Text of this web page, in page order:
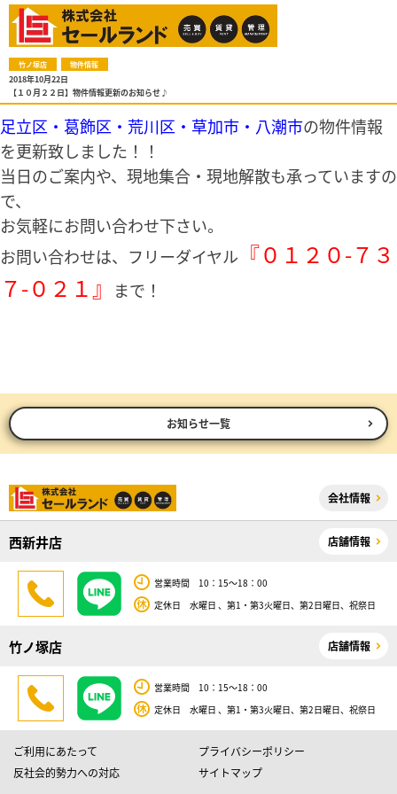
竹ノ塚店 物件情報
2018年10月22日
【１０月２２日】物件情報更新のお知らせ♪
足立区・葛飾区・荒川区・草加市・八潮市の物件情報
を更新致しました！！
当日のご案内や、現地集合・現地解散も承っていますの
で、
お気軽にお問い合わせ下さい。
お問い合わせは、フリーダイヤル 『０１２０-７３
７-０２１』
まで！
お知らせ一覧
会社情報
西新井店 店舗情報
営業時間 10：15～18：00
定休日 水曜日 、第1・第3火曜日、第2日曜日、祝祭日
竹ノ塚店 店舗情報
営業時間 10：15～18：00
定休日 水曜日 、第1・第3火曜日、第2日曜日、祝祭日
ご利用にあたって
プライバシーポリシー
反社会的勢力への対応
サイトマップ